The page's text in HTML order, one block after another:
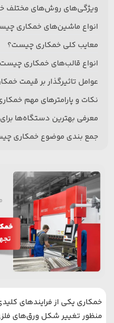
ویژگی‌های روش‌های مختلف
انواع ماشین‌های خمکاری
معایب کلی خمکاری چیست؟
انواع قالب‌های خمکاری
عوامل تاثیرگذار بر قیمت
نکات و پارامترهای مهم
معرفی بهترین دستگاه‌ها
جمع بندی موضوع خمکاری
خمکاری یکی از فرایندهای
منظور تغییر شکل ورق‌های